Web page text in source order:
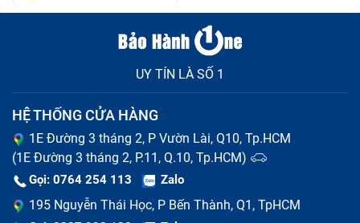
Đến Bảo Hành One để được tư vấn thay camera điện
thoại [ name]
Nguyên nhân camera Trước Vivo Y20 bị
hỏng?
UY TÍN LÀ SỐ 1
HỆ THỐNG CỬA HÀNG
1E Đường 3 tháng 2, P Vườn Lài, Q10, Tp.HCM
(1E Đường 3 tháng 2, P.11, Q.10, Tp.HCM)
Gọi: 0764 254 113 Zalo
195 Nguyễn Thái Học, P Bến Thành, Q1, TpHCM